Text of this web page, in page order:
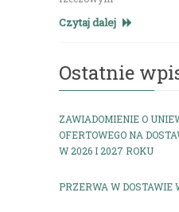
Czytaj dalej
Ostatnie
ZAWIADOMIENIE O
OFERTOWEGO NA
W 2026 I 2027 ROKU
PRZERWA W DOSTAWIE